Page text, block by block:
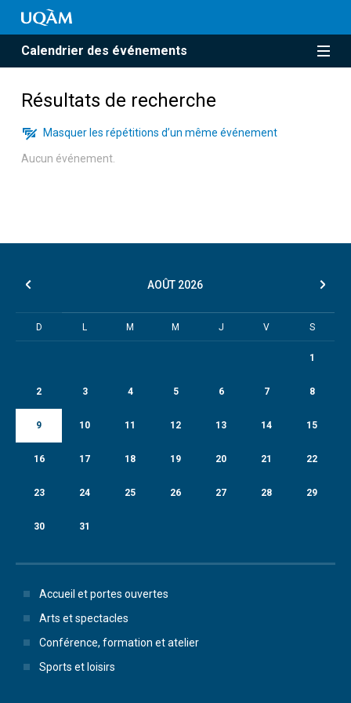
Calendrier des événements
Résultats de recherche
Masquer les répétitions d’un même événement
Aucun événement.
AOÛT 2026
D L M M J V S
1
2 3 4 5 6 7 8
9 10 11 12 13 14 15
16 17 18 19 20 21 22
23 24 25 26 27 28 29
30 31
Accueil et portes ouvertes
Arts et spectacles
Conférence, formation et atelier
Sports et loisirs